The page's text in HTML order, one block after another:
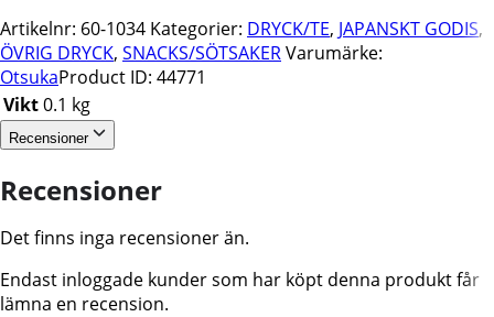
Artikelnr: 60-1034 Kategorier: DRYCK/TE, JAPANSKT GODIS,
ÖVRIG DRYCK, SNACKS/SÖTSAKERVarumärke:
OtsukaProduct ID: 44771
Vikt0.1 kg
Recensioner
Recensioner
Det finns inga recensioner än.
Endast inloggade kunder som har köpt denna produkt får
lämna en recension.